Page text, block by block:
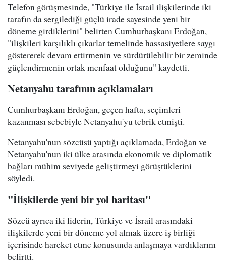
Telefon görüşmesinde, "Türkiye ile İsrail ilişkilerinde iki
tarafın da sergilediği güçlü irade sayesinde yeni bir
döneme girdiklerini" belirten Cumhurbaşkanı Erdoğan,
"ilişkileri karşılıklı çıkarlar temelinde hassasiyetlere saygı
göstererek devam ettirmenin ve sürdürülebilir bir zeminde
güçlendirmenin ortak menfaat olduğunu" kaydetti.
Netanyahu tarafının açıklamaları
Cumhurbaşkanı Erdoğan, geçen hafta, seçimleri
kazanması sebebiyle Netanyahu'yu tebrik etmişti.
Netanyahu'nun sözcüsü yaptığı açıklamada, Erdoğan ve
Netanyahu'nun iki ülke arasında ekonomik ve diplomatik
bağları mühim seviyede geliştirmeyi görüştüklerini
söyledi.
"İlişkilerde yeni bir yol haritası"
Sözcü ayrıca iki liderin, Türkiye ve İsrail arasındaki
ilişkilerde yeni bir döneme yol almak üzere iş birliği
içerisinde hareket etme konusunda anlaşmaya vardıklarını
belirtti.